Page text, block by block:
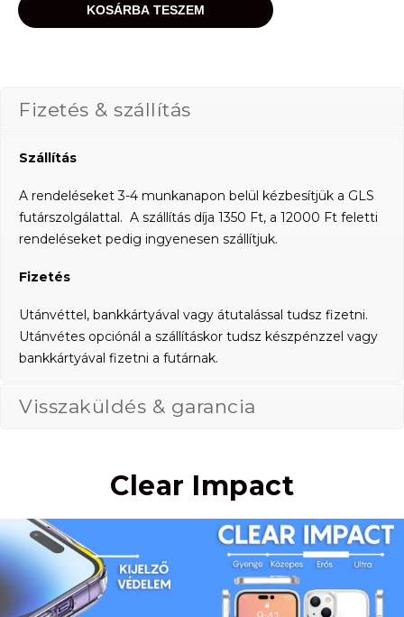
KOSÁRBA TESZEM
Fizetés & szállítás
Szállítás
A rendeléseket 3-4 munkanapon belül kézbesítjük a GLS
futárszolgálattal. A szállítás díja 1350 Ft, a 12000 Ft feletti
rendeléseket pedig ingyenesen szállítjuk.
Fizetés
Utánvéttel, bankkártyával vagy átutalással tudsz fizetni.
Utánvétes opciónál a szállításkor tudsz készpénzzel vagy
bankkártyával fizetni a futárnak.
Visszaküldés & garancia
Clear Impact